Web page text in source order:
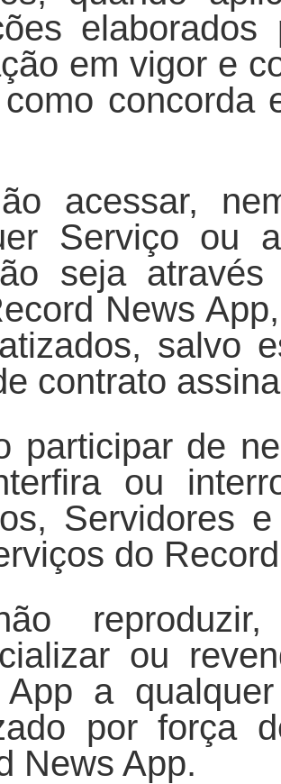
em vigor e
concorda
acessar,
Serviço ou
seja através
News
salvo
contrato
participar de
ou
Servidores
do
reproduzir,
ou
a
por força
News App.